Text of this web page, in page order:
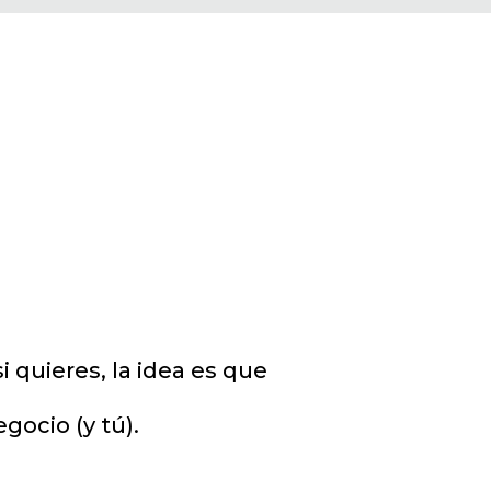
quieres, la idea es que
(y tú).